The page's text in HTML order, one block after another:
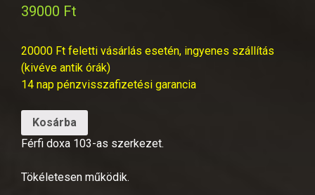
39000 Ft
20000 Ft feletti vásárlás esetén, ingyenes szállítás
(kivéve antik órák)
14 nap pénzvisszafizetési garancia
Kosárba
Férfi doxa 103-as szerkezet.
Tökéletesen működik.